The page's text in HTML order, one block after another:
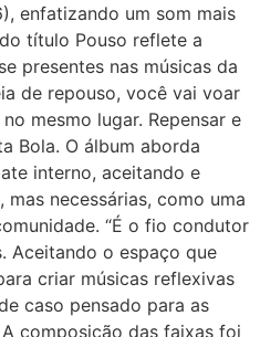
enfatizando um som mais
título Pouso reflete a
presentes nas músicas da
de repouso, você vai voar
mesmo lugar. Repensar e
Bola. O álbum aborda
interno, aceitando e
necessárias, como uma
“É o fio condutor
Aceitando o espaço que
criar músicas reflexivas
caso pensado para as
A composição das faixas foi